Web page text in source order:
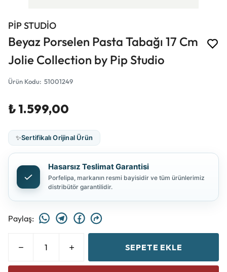
PİP STUDİO
Beyaz Porselen Pasta Tabağı 17 Cm
Jolie Collection by Pip Studio
Ürün Kodu: 51001249
₺ 1.599,00
✨Sertifikalı Orijinal Ürün
Hasarsız Teslimat Garantisi
Porfelipa, markanın resmi bayisidir ve tüm ürünlerimiz
distribütör garantilidir.
Paylaş:
SEPETE EKLE